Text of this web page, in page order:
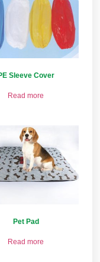
Sleeve Cover
Read more
Pet Pad
Read more